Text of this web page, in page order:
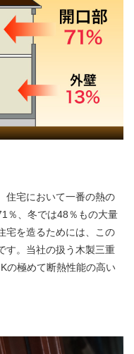
住宅において一番の熱の
％、冬では48％もの大量
宅を造るためには、この
す。当社の扱う木製三重
の極めて断熱性能の高い